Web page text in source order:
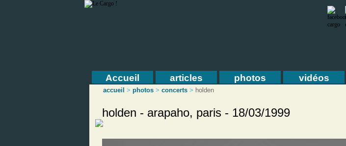
Accueil articles photos vidéos
accueil > photos > concerts > holden
holden - arapaho, paris - 18/03/1999